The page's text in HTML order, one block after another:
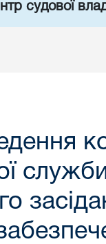
судової
служби